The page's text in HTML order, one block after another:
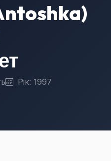
Рік: 1997